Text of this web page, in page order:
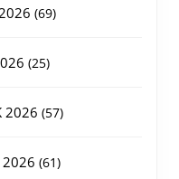
6969
2525
2026 5757
2026 6161